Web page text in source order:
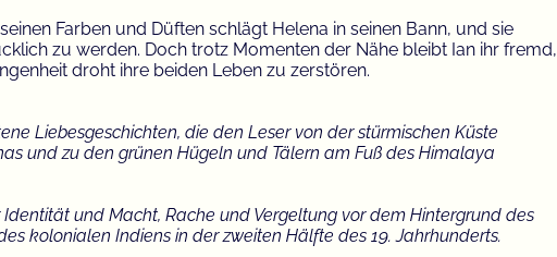
Farben und Düften schlägt Helena in seinen Bann, und sie
zu werden. Doch trotz Momenten der Nähe bleibt Ian ihr fremd,
droht ihre beiden Leben zu zerstören.
Liebesgeschichten, die den Leser von der stürmischen Küste
und zu den grünen Hügeln und Tälern am Fuß des Himalaya
und Macht, Rache und Vergeltung vor dem Hintergrund des
kolonialen Indiens in der zweiten Hälfte des 19. Jahrhunderts.